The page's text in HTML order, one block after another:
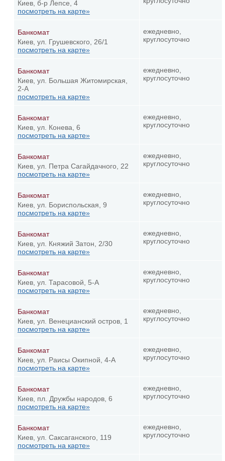
Киев, б-р Лепсе, 4
посмотреть на карте»
Банкомат
Киев, ул. Грушевского, 26/1
посмотреть на карте»
ежедневно,
круглосуточно
Банкомат
Киев, ул. Большая Житомирская,
2-А
посмотреть на карте»
ежедневно,
круглосуточно
Банкомат
Киев, ул. Конева, 6
посмотреть на карте»
ежедневно,
круглосуточно
Банкомат
Киев, ул. Петра Сагайдачного, 22
посмотреть на карте»
ежедневно,
круглосуточно
Банкомат
Киев, ул. Бориспольская, 9
посмотреть на карте»
ежедневно,
круглосуточно
Банкомат
Киев, ул. Княжий Затон, 2/30
посмотреть на карте»
ежедневно,
круглосуточно
Банкомат
Киев, ул. Тарасовой, 5-А
посмотреть на карте»
ежедневно,
круглосуточно
Банкомат
Киев, ул. Венецианский остров, 1
посмотреть на карте»
ежедневно,
круглосуточно
Банкомат
Киев, ул. Раисы Окипной, 4-А
посмотреть на карте»
ежедневно,
круглосуточно
Банкомат
Киев, пл. Дружбы народов, 6
посмотреть на карте»
ежедневно,
круглосуточно
Банкомат
Киев, ул. Саксаганского, 119
посмотреть на карте»
ежедневно,
круглосуточно